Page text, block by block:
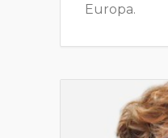
Europa.